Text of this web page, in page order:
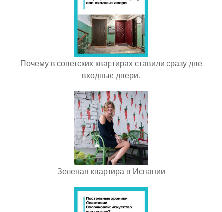
Почему в советских квартирах ставили сразу две
входные двери.
Зеленая квартира в Испании